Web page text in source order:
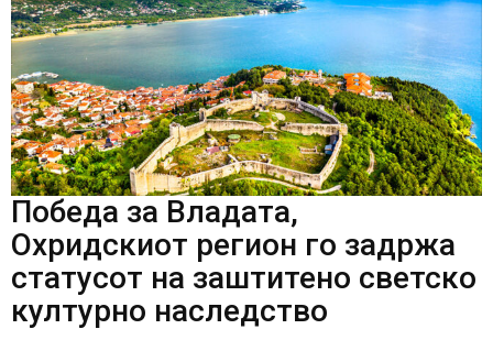
Победа за Владата,
Охридскиот регион го задржа
статусот на заштитено светско
културно наследство